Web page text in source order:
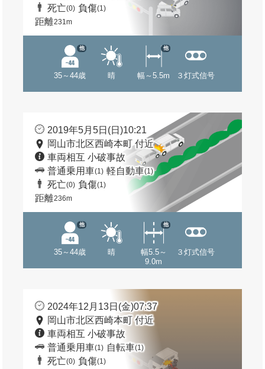
死亡(0) 負傷(1)
距離231m
35～44歳
他
晴 幅～5.5m
他
３灯式信号
2019年5月5日(日)10:21
岡山市北区西崎本町 付近
車両相互 小破事故
普通乗用車(1) 軽自動車(1)
死亡(0) 負傷(1)
距離236m
35～44歳
他
晴
幅5.5～
9.0m
他
３灯式信号
2024年12月13日(金)07:37
岡山市北区西崎本町 付近
車両相互 小破事故
普通乗用車(1) 自転車(1)
死亡(0) 負傷(1)